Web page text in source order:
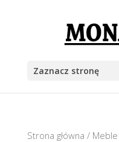
Zaznacz stronę
Strona główna /